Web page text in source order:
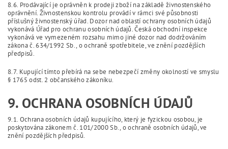
8.6. Prodávající je oprávněn k prodeji zboží na základě živnostenského
oprávnění. Živnostenskou kontrolu provádí v rámci své působnosti
příslušný živnostenský úřad. Dozor nad oblastí ochrany osobních údajů
vykonává Úřad pro ochranu osobních údajů. Česká obchodní inspekce
vykonává ve vymezeném rozsahu mimo jiné dozor nad dodržováním
zákona č. 634/1992 Sb., o ochraně spotřebitele, ve znění pozdějších
předpisů.
8.7. Kupující tímto přebírá na sebe nebezpečí změny okolností ve smyslu
§ 1765 odst. 2 občanského zákoníku.
9. OCHRANA OSOBNÍCH ÚDAJŮ
9.1. Ochrana osobních údajů kupujícího, který je fyzickou osobou, je
poskytována zákonem č. 101/2000 Sb., o ochraně osobních údajů, ve
znění pozdějších předpisů.